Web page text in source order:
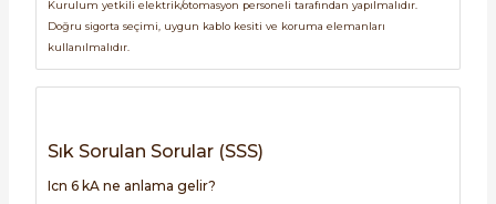
Kurulum yetkili elektrik/otomasyon personeli tarafından yapılmalıdır.
Doğru sigorta seçimi, uygun kablo kesiti ve koruma elemanları
kullanılmalıdır.
Sık Sorulan Sorular (SSS)
Icn 6 kA ne anlama gelir?